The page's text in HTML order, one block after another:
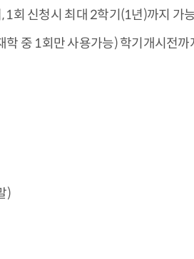
회 신청시 최대 2학기(1년)까지 가
중 1회만 사용가능) 학기개시전까
)